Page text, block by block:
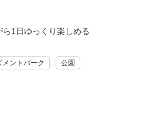
1日ゆっくり楽しめる
ントパーク 公園